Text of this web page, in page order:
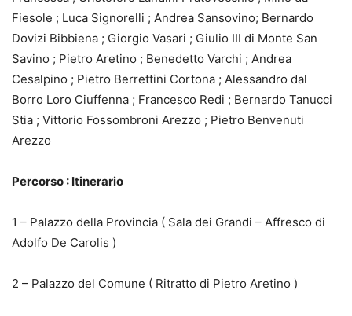
Fiesole ; Luca Signorelli ; Andrea Sansovino; Bernardo
Dovizi Bibbiena ; Giorgio Vasari ; Giulio III di Monte San
Savino ; Pietro Aretino ; Benedetto Varchi ; Andrea
Cesalpino ; Pietro Berrettini Cortona ; Alessandro dal
Borro Loro Ciuffenna ; Francesco Redi ; Bernardo Tanucci
Stia ; Vittorio Fossombroni Arezzo ; Pietro Benvenuti
Arezzo
Percorso : Itinerario
1 – Palazzo della Provincia ( Sala dei Grandi – Affresco di
Adolfo De Carolis )
2 – Palazzo del Comune ( Ritratto di Pietro Aretino )